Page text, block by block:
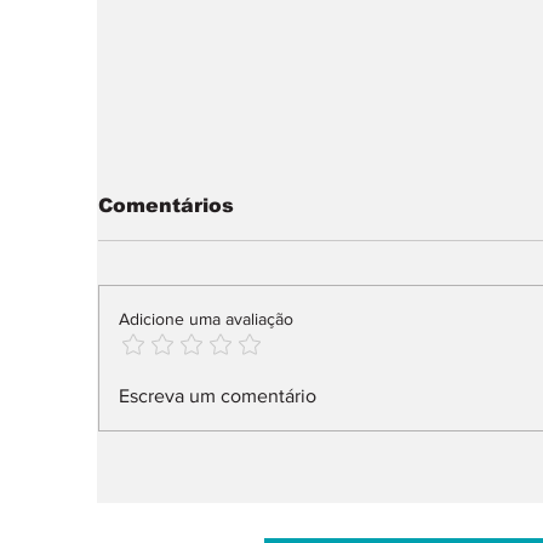
Mobilidade elétrica:
risco travam compra
Comentários
Adicione uma avaliação
Escreva um comentário